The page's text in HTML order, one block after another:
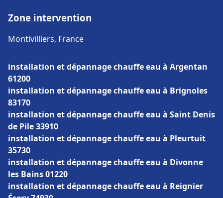
Zone intervention
Montivilliers, France
installation et dépannage chauffe eau à Argentan
61200
installation et dépannage chauffe eau à Brignoles
83170
installation et dépannage chauffe eau à Saint Denis
de Pile 33910
installation et dépannage chauffe eau à Pleurtuit
35730
installation et dépannage chauffe eau à Divonne
les Bains 01220
installation et dépannage chauffe eau à Reignier